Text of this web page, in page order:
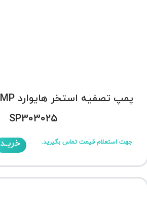
SP303025
جهت استعلام قیمت تماس بگیرید. خریـد